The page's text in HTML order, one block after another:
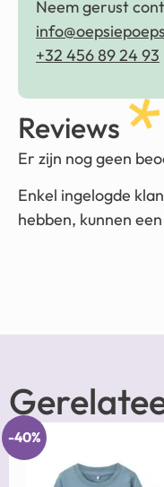
Neem gerust
+32 456 89 24 93
Reviews
Er zijn nog geen
Enkel ingelogde
hebben, kunnen
-40%